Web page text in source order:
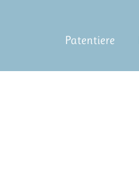
Patentiere